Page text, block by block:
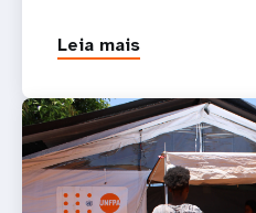
Leia mais